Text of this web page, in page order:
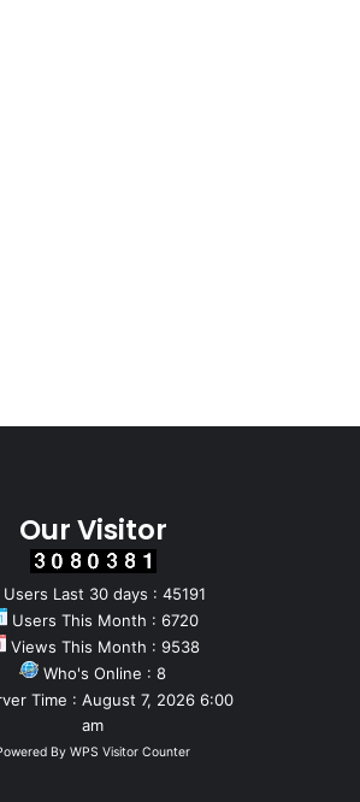
Our Visitor
Users Last 30 days : 45191
Users This Month : 6720
Views This Month : 9538
Who's Online : 8
Time : August 7, 2026 6:00
am
By WPS Visitor Counter